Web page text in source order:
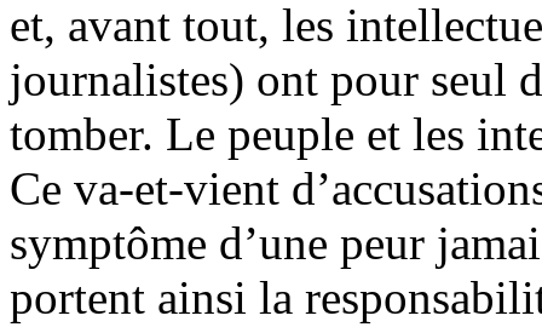
et, avant tout, les
journalistes) ont pour seul
tomber. Le peuple et les
Ce va-et-vient
symptôme d’une peur
portent ainsi la